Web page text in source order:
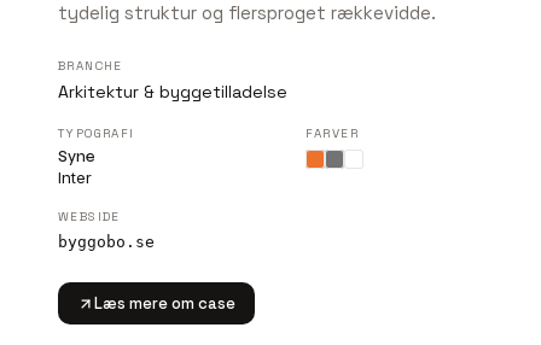
tydelig struktur og flersproget rækkevidde.
BRANCHE
Arkitektur & byggetilladelse
TYPOGRAFI
Syne
Inter
FARVER
WEBSIDE
byggobo.se
Læs mere om case